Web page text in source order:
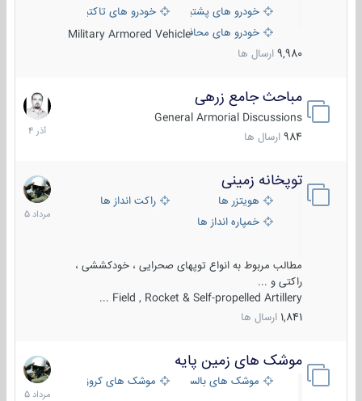
خودرو های پشتیبانی آتش ، شناسایی و ضد تانک
خودرو های تاکتیکی نظامی
خودرو های محافظت شدهMilitary Armored Vehicle
9,980 ارسال ها
مباحث جامع زرهی
General Armorial Discussions
984 ارسال ها
7
آذر
1404
توپخانه زمینی
هویتزر ها
راکت انداز ها
خمپاره انداز ها
مطالب مربوط به انواع توپهای صحرایی ، خودکششی ،
راکتی و ...
Field , Rocket & Self-propelled Artillery ...
1,841 ارسال ها
9
مرداد
1405
موشک های زمین پایه
موشک های بالستیک موشک های کروز
2
مرداد
1405